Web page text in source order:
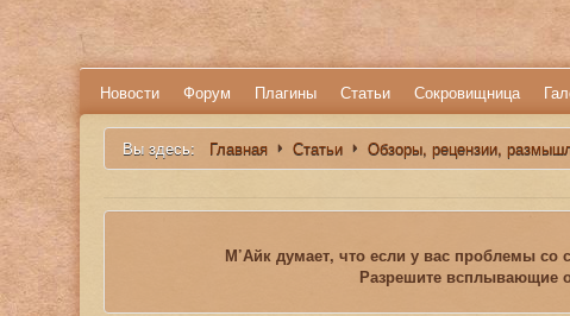
Новости Форум Плагины Статьи Сокровищница
Вы здесь: Главная Статьи Обзоры, рецензии,
М’Айк думает, что если у вас проблемы со
Разрешите всплывающие